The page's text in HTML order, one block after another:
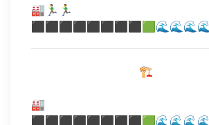
🏭🏃‍♂️🏃‍♂️
⬛⬛⬛⬛⬛⬛⬛⬛🟩🌊🌊🌊🌊
⠀⠀⠀⠀⠀⠀⠀⠀⠀⠀⠀⠀⠀🏗️
🏭
⬛⬛⬛⬛⬛⬛⬛⬛🟩🌊🌊🌊🌊